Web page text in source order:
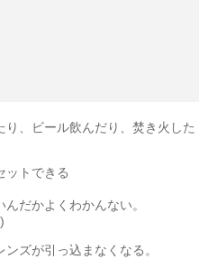
り、ビール飲んだり、焚き火した
ットできる
だかよくわかんない。
ズが引っ込まなくなる。